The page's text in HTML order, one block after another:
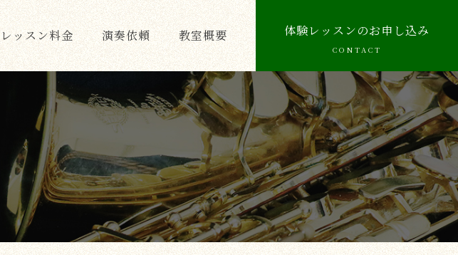
レッスン料金 演奏依頼 教室概要 体験レッスンのお申し込み